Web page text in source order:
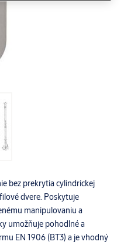
bez prekrytia cylindrickej
dvere. Poskytuje
manipulovaniu a
umožňuje pohodlné a
EN 1906 (BT3) a je vhodný